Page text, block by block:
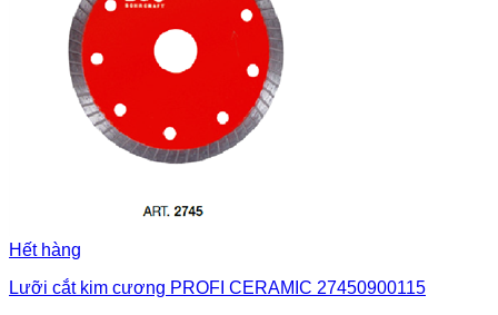
Hết hàng
Lưỡi cắt kim cương PROFI CERAMIC 27450900115